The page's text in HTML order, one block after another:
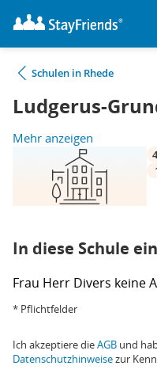
Schulen in Rhede
Ludgerus-
Mehr anzeigen
In diese Schule
Frau Herr Divers keine
* Pflichtfelder
Ich akzeptiere dieAGB und
Datenschutzhinweisezur